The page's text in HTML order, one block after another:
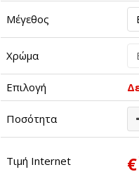
Μέγεθος
Χρώμα
Επιλογή
Ποσότητα
Τιμή Internet €